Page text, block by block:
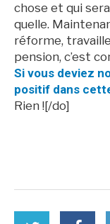
chose et qui
quelle.
réforme,
pension, c’est
Si vous deviez
positif dans
Rien ![/do]
partager